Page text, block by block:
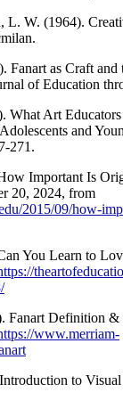
W. (1964).
as Craft and
of Education
Art
and
271.
Important Is
20, 2024, from
2015/09/how-
You Learn to
Fanart Definition
www.merriam-
to